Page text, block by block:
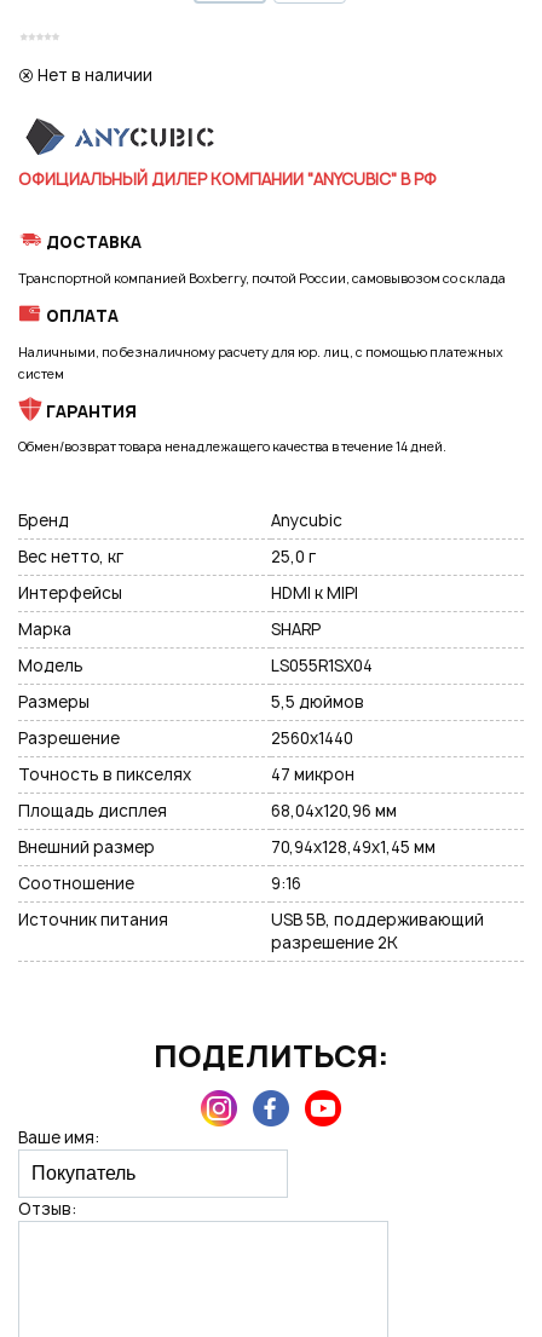
Нет в наличии
ОФИЦИАЛЬНЫЙ ДИЛЕР КОМПАНИИ "ANYCUBIC" В РФ
ДОСТАВКА
Транспортной компанией Boxberry, почтой России, самовывозом со склада
ОПЛАТА
Наличными, по безналичному расчету для юр. лиц, с помощью платежных
систем
ГАРАНТИЯ
Обмен/возврат товара ненадлежащего качества в течение 14 дней.
Бренд
Anycubic
Вес нетто, кг
25,0 г
Интерфейсы
HDMI к MIPI
Марка
SHARP
Модель
LS055R1SX04
Размеры
5,5 дюймов
Разрешение
2560x1440
Точность в пикселях
47 микрон
Площадь дисплея
68,04x120,96 мм
Внешний размер
70,94x128,49x1,45 мм
Соотношение
9:16
Источник питания
USB 5В, поддерживающий
разрешение 2К
ПОДЕЛИТЬСЯ:
Ваше имя:
Отзыв:
Регистрация
Подписаться на новые возможности
Нажимая на кнопку "Отправить", вы даете согласие на обработку
персональных данных